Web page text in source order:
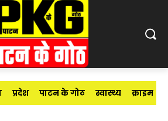
प्रदेश पाटन के गोठ स्वास्थ्य क्राइम